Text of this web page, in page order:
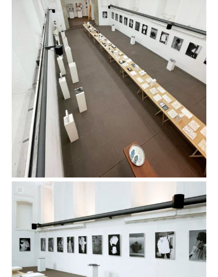
Ausstellung
Spitäle
Philipp
Ciriacy